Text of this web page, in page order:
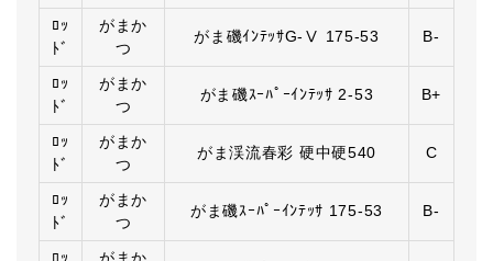
ﾛｯ
ﾄﾞ
がまか
つ
がま磯ｲﾝﾃｯｻG-Ⅴ 175-53 B-
ﾛｯ
ﾄﾞ
がまか
つ
がま磯ｽｰﾊﾟｰｲﾝﾃｯｻ 2-53 B+
ﾛｯ
ﾄﾞ
がまか
つ
がま渓流春彩 硬中硬540 C
ﾛｯ
ﾄﾞ
がまか
つ
がま磯ｽｰﾊﾟｰｲﾝﾃｯｻ 175-53 B-
ﾛｯ
がまか